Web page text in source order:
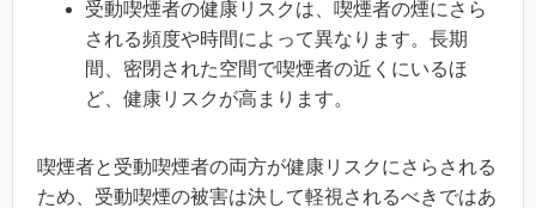
受動喫煙者の健康リスクは、喫煙者の煙にさら
される頻度や時間によって異なります。長期
間、密閉された空間で喫煙者の近くにいるほ
ど、健康リスクが高まります。
喫煙者と受動喫煙者の両方が健康リスクにさらされる
ため、受動喫煙の被害は決して軽視されるべきではあ